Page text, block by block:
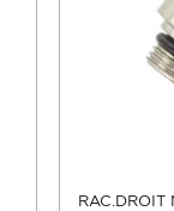
RAC.DROIT